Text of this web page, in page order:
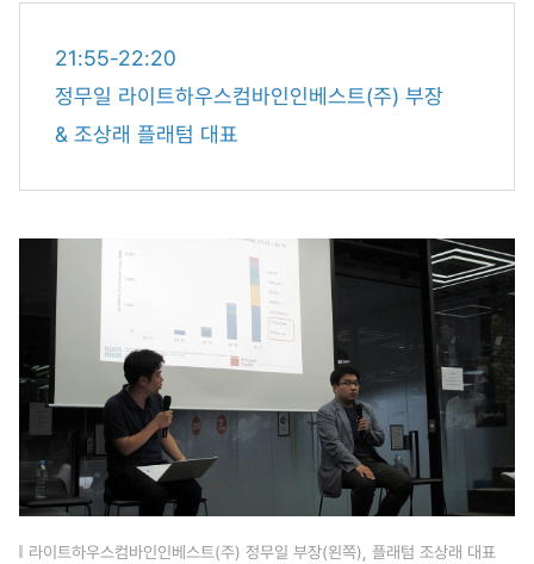
21:55-22:20
정무일 라이트하우스컴바인인베스트(주) 부장
& 조상래 플래텀 대표
라이트하우스컴바인인베스트(주) 정무일 부장(왼쪽), 플래텀 조상래 대표